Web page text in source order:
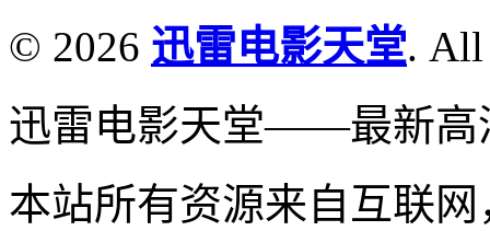
© 2026 迅雷电影天堂. All
迅雷电影天堂——最新高
本站所有资源来自互联